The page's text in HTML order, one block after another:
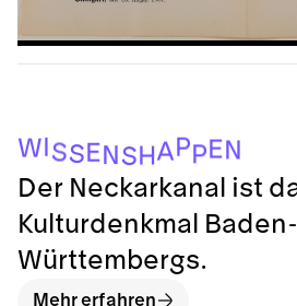
WISS ENSHAPPEN
Der Neckarkanal ist
Kulturdenkmal Baden-
Württembergs.
Mehr erfahren